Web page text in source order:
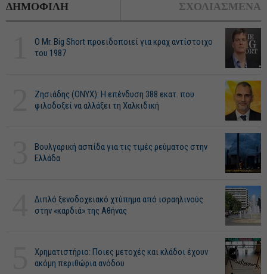
ΔΗΜΟΦΙΛΗ ΣΧΟΛΙΑΣΜΕΝΑ
O Mr. Big Short προειδοποιεί για κραχ αντίστοιχο
του 1987
Ζησιάδης (ONYX): Η επένδυση 388 εκατ. που
φιλοδοξεί να αλλάξει τη Χαλκιδική
Βουλγαρική ασπίδα για τις τιμές ρεύματος στην
Ελλάδα
Διπλό ξενοδοχειακό χτύπημα από ισραηλινούς
στην «καρδιά» της Αθήνας
Χρηματιστήριο: Ποιες μετοχές και κλάδοι έχουν
ακόμη περιθώρια ανόδου